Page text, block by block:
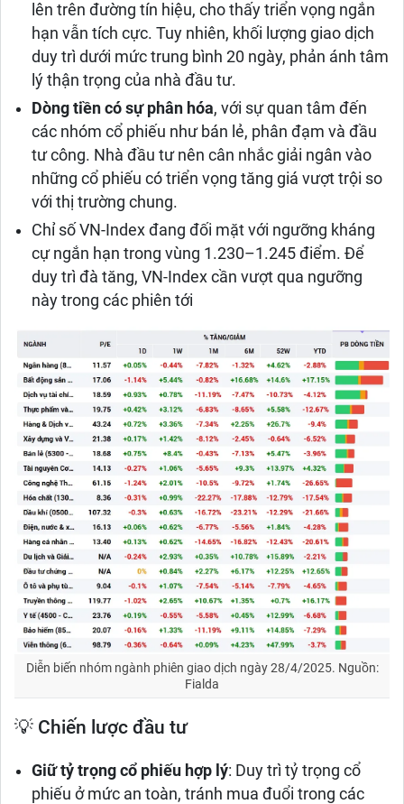
lên trên đường tín hiệu, cho thấy triển vọng ngắn
hạn vẫn tích cực. Tuy nhiên, khối lượng giao dịch
duy trì dưới mức trung bình 20 ngày, phản ánh tâm
lý thận trọng của nhà đầu tư.
Dòng tiền có sự phân hóa, với sự quan tâm đến
các nhóm cổ phiếu như bán lẻ, phân đạm và đầu
tư công. Nhà đầu tư nên cân nhắc giải ngân vào
những cổ phiếu có triển vọng tăng giá vượt trội so
với thị trường chung.
Chỉ số VN-Index đang đối mặt với ngưỡng kháng
cự ngắn hạn trong vùng 1.230–1.245 điểm. Để
duy trì đà tăng, VN-Index cần vượt qua ngưỡng
này trong các phiên tới
Diễn biến nhóm ngành phiên giao dịch ngày 28/4/2025. Nguồn:
Fialda
💡 Chiến lược đầu tư
Giữ tỷ trọng cổ phiếu hợp lý: Duy trì tỷ trọng cổ
phiếu ở mức an toàn, tránh mua đuổi trong các